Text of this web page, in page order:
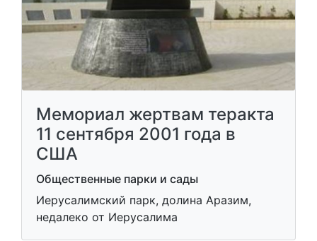
Мемориал жертвам теракта
11 сентября 2001 года в
США
Общественные парки и сады
Иерусалимский парк, долина Аразим,
недалеко от Иерусалима